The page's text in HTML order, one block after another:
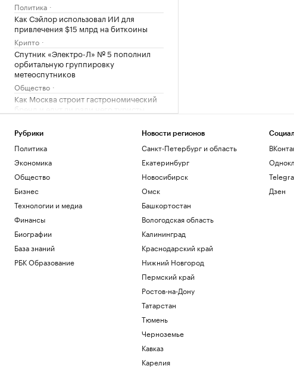
Политика
Как Сэйлор использовал ИИ для
привлечения $15 млрд на биткоины
Крипто
Спутник «Электро-Л» № 5 пополнил
орбитальную группировку
метеоспутников
Общество
Как Москва строит гастрономический
бренд и едут ли ради него туристы
МИД заявил, что Москва в любом
случае добьется своих целей на
Украине
Политика
Фанатам дали до 7 суток ареста за
пиротехнику на матче «Локомотив» —
Спорт
МИД заявил об отсутствии
предложений от Киева возобновить
контакты
Политика
Дилеры начали давать скидки на новые
седаны Senat 900, но в одном городе
Рубрики
Политика
Экономика
Общество
Бизнес
Технологии и медиа
Финансы
Биографии
База знаний
РБК Образование
Новости регионов
Санкт-Петербург и область
Екатеринбург
Новосибирск
Омск
Башкортостан
Вологодская область
Калининград
Краснодарский край
Нижний Новгород
Пермский край
Ростов-на-Дону
Татарстан
Тюмень
Черноземье
Кавказ
Карелия
Дзен